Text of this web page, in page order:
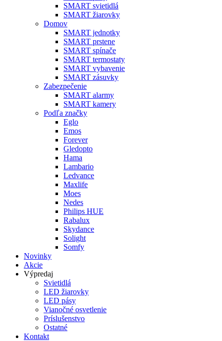
SMART svietidlá
SMART žiarovky
Domov
SMART jednotky
SMART prstene
SMART spínače
SMART termostaty
SMART vybavenie
SMART zásuvky
Zabezpečenie
SMART alarmy
SMART kamery
Podľa značky
Eglo
Emos
Forever
Gledopto
Hama
Lambario
Ledvance
Maxlife
Moes
Nedes
Philips HUE
Rabalux
Skydance
Solight
Somfy
Novinky
Akcie
Výpredaj
Svietidlá
LED žiarovky
LED pásy
Vianočné osvetlenie
Príslušenstvo
Ostatné
Kontakt